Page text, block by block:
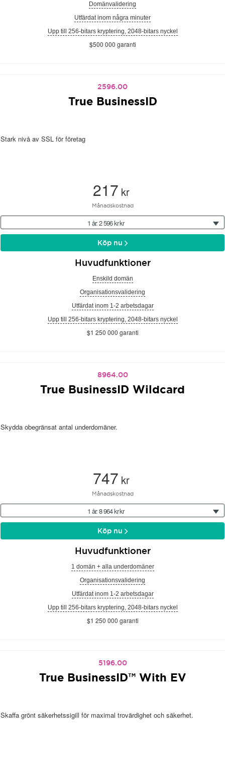
Domänvalidering
Utfärdat inom några minuter
Upp till 256-bitars kryptering, 2048-bitars nyckel
$500 000 garanti
2596.00
True BusinessID
Stark nivå av SSL för företag
217 kr
Månadskostnad
1 år: 2 596 kr kr
Köp nu
Huvudfunktioner
Enskild domän
Organisationsvalidering
Utfärdat inom 1-2 arbetsdagar
Upp till 256-bitars kryptering, 2048-bitars nyckel
$1 250 000 garanti
8964.00
True BusinessID Wildcard
Skydda obegränsat antal underdomäner.
747 kr
Månadskostnad
1 år: 8 964 kr kr
Köp nu
Huvudfunktioner
1 domän + alla underdomäner
Organisationsvalidering
Utfärdat inom 1-2 arbetsdagar
Upp till 256-bitars kryptering, 2048-bitars nyckel
$1 250 000 garanti
5196.00
True BusinessID™ With EV
Skaffa grönt säkerhetssigill för maximal trovärdighet och säkerhet.